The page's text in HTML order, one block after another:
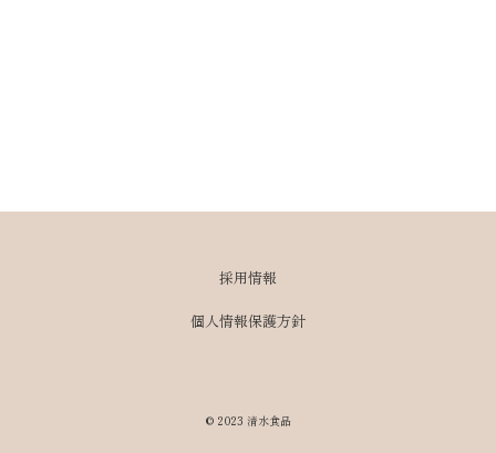
採用情報
個人情報保護方針
©️ 2023 清水食品